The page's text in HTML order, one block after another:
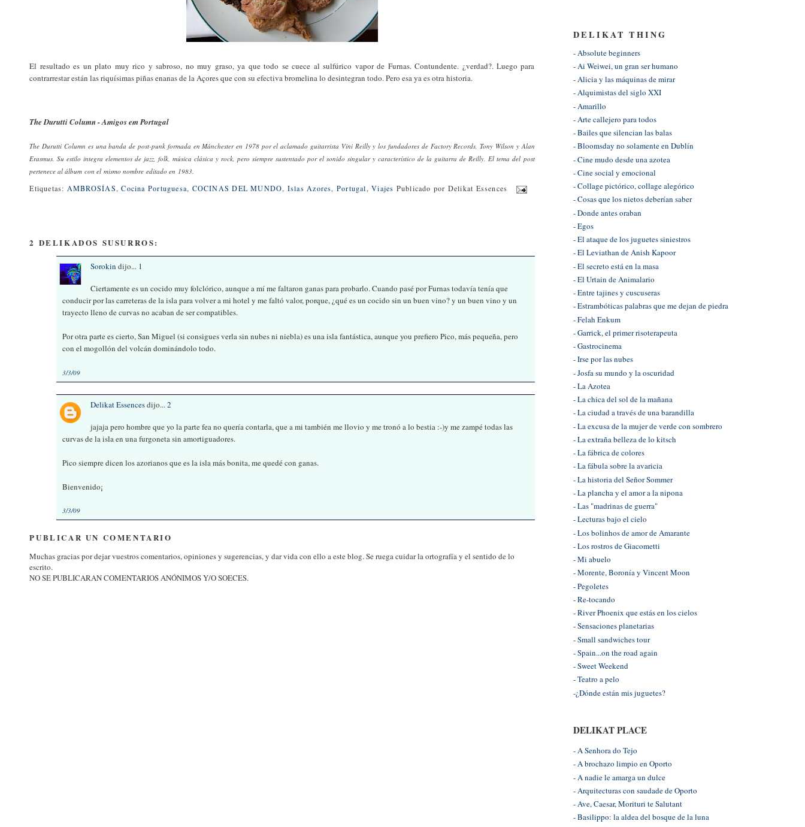
El resultado es un plato muy rico y sabroso, no muy graso, ya que todo se cuece al sulfúrico vapor de Furnas. Contundente. ¿verdad?. Luego para
contrarrestar están las riquísimas piñas enanas de la Açores que con su efectiva bromelina lo desintegran todo. Pero esa ya es otra historia.
The Durutti Column - Amigos em Portugal
The Durutti Column es una banda de post-punk formada en Mánchester en 1978 por el aclamado guitarrista Vini Reilly y los fundadores de Factory Records, Tony Wilson y Alan
Erasmus. Su estilo integra elementos de jazz, folk, música clásica y rock, pero siempre sustentado por el sonido singular y característico de la guitarra de Reilly. El tema del post
pertenece al álbum con el mismo nombre editado en 1983.
Etiquetas: AMBROSÍAS,Cocina Portuguesa, COCINAS DEL MUNDO, Islas Azores, Portugal,Viajes Publicado por Delikat Essences
2 DELIKADOS SUSURROS:
Sorokin dijo... 1
Ciertamente es un cocido muy folclórico, aunque a mí me faltaron ganas para probarlo. Cuando pasé por Furnas todavía tenía que
conducir por las carreteras de la isla para volver a mi hotel y me faltó valor, porque, ¿qué es un cocido sin un buen vino? y un buen vino y un
trayecto lleno de curvas no acaban de ser compatibles.
Por otra parte es cierto, San Miguel (si consigues verla sin nubes ni niebla) es una isla fantástica, aunque you prefiero Pico, más pequeña, pero
con el mogollón del volcán dominándolo todo.
3/3/09
Delikat Essencesdijo...2
jajaja pero hombre que yo la parte fea no quería contarla, que a mi también me llovio y me tronó a lo bestia :-)y me zampé todas las
curvas de la isla en una furgoneta sin amortiguadores.
Pico siempre dicen los azorianos que es la isla más bonita, me quedé con ganas.
Bienvenido¡
3/3/09
PUBLICAR UN COMENTARIO
Muchas gracias por dejar vuestros comentarios, opiniones y sugerencias, y dar vida con ello a este blog. Se ruega cuidar la ortografía y el sentido de lo
escrito.
NO SE PUBLICARAN COMENTARIOS ANÓNIMOS Y/O SOECES.
DELIKAT THING
- Absolute beginners
- Ai Weiwei, un gran ser humano
- Alicia y las máquinas de mirar
- Alquimistas del siglo XXI
- Amarillo
- Arte callejero para todos
- Bailes que silencian las balas
- Bloomsday no solamente en Dublín
- Cine mudo desde una azotea
- Cine social y emocional
- Collage pictórico, collage alegórico
- Cosas que los nietos deberían saber
- Donde antes oraban
- Egos
- El ataque de los juguetes siniestros
- El Leviathan de Anish Kapoor
- El secreto está en la masa
- El Urtain de Animalario
- Entre tajines y cuscuseras
- Estrambóticas palabras que me dejan de piedra
- Felah Enkum
- Garrick, el primer risoterapeuta
- Gastrocinema
- Irse por las nubes
- Josfa su mundo y la oscuridad
- La Azotea
- La chica del sol de la mañana
- La ciudad a través de una barandilla
- La excusa de la mujer de verde con sombrero
- La extraña belleza de lo kitsch
- La fábrica de colores
- La fábula sobre la avaricia
- La historia del Señor Sommer
- La plancha y el amor a la nipona
- Las "madrinas de guerra"
- Lecturas bajo el cielo
- Los bolinhos de amor de Amarante
- Los rostros de Giacometti
- Mi abuelo
- Morente, Boronía y Vincent Moon
- Pegoletes
- Re-tocando
- River Phoenix que estás en los cielos
- Sensaciones planetarias
- Small sandwiches tour
- Spain...on the road again
- Sweet Weekend
- Teatro a pelo
-¿Dónde están mis juguetes?
DELIKAT PLACE
- A Senhora do Tejo
- A brochazo limpio en Oporto
- A nadie le amarga un dulce
- Arquitecturas con saudade de Oporto
- Ave, Caesar, Morituri te Salutant
- Basilippo: la aldea del bosque de la luna